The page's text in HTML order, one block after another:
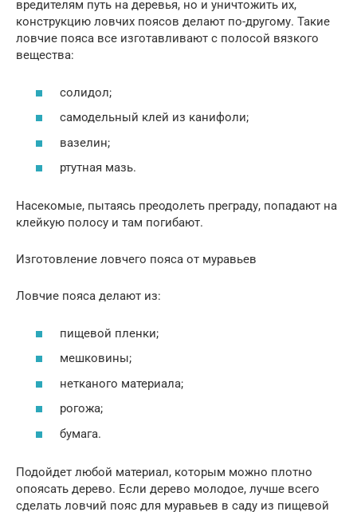
вредителям путь на деревья, но и уничтожить их,
конструкцию ловчих поясов делают по-другому. Такие
ловчие пояса все изготавливают с полосой вязкого
вещества:
солидол;
самодельный клей из канифоли;
вазелин;
ртутная мазь.
Насекомые, пытаясь преодолеть преграду, попадают на
клейкую полосу и там погибают.
Изготовление ловчего пояса от муравьев
Ловчие пояса делают из:
пищевой пленки;
мешковины;
нетканого материала;
рогожа;
бумага.
Подойдет любой материал, которым можно плотно
опоясать дерево. Если дерево молодое, лучше всего
сделать ловчий пояс для муравьев в саду из пищевой